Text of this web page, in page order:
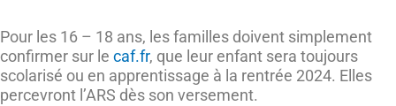
Pour les 16 – 18 ans, les familles doivent simplement
confirmer sur le caf.fr, que leur enfant sera toujours
scolarisé ou en apprentissage à la rentrée 2024. Elles
percevront l’ARS dès son versement.